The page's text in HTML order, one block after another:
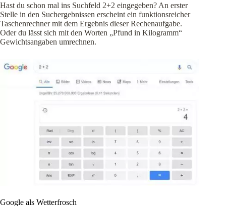
Hast du schon mal ins Suchfeld 2+2 eingegeben? An erster
Stelle in den Suchergebnissen erscheint ein funktionsreicher
Taschenrechner mit dem Ergebnis dieser Rechenaufgabe.
Oder du lässt sich mit den Worten „Pfund in Kilogramm“
Gewichtsangaben umrechnen.
Google als Wetterfrosch